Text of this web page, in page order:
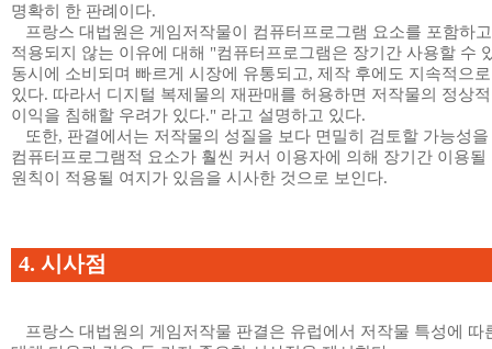
명확히 한 판례이다.
프랑스 대법원은 게임저작물이 컴퓨터프로그램 요소를 포함하
적용되지 않는 이유에 대해 "컴퓨터프로그램은 장기간 사용할 수
동시에 소비되며 빠르게 시장에 유통되고, 제작 후에도 지속적으
있다. 따라서 디지털 복제물의 재판매를 허용하면 저작물의 정상
이익을 침해할 우려가 있다." 라고 설명하고 있다.
또한, 판결에서는 저작물의 성질을 보다 면밀히 검토할 가능성
컴퓨터프로그램적 요소가 훨씬 커서 이용자에 의해 장기간 이용
원칙이 적용될 여지가 있음을 시사한 것으로 보인다.
4. 시사점
프랑스 대법원의 게임저작물 판결은 유럽에서 저작물 특성에